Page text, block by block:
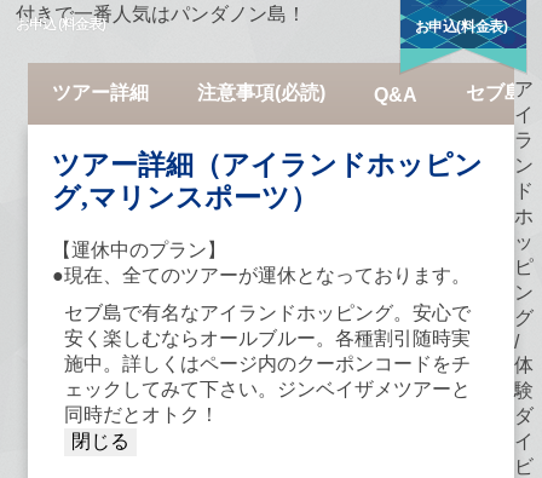
お申込(料金表)
お申込 (料金表)
付きで一番人気はパンダノン島！
ツアー詳細 注意事項(必読) Q&A セブ島
ツアー詳細（アイランドホッピン
グ,マリンスポーツ）
【運休中のプラン】
●現在、全てのツアーが運休となっております。
セブ島で有名なアイランドホッピング。安心で
安く楽しむならオールブルー。各種割引随時実
施中。詳しくはページ内のクーポンコードをチ
ェックしてみて下さい。ジンベイザメツアーと
同時だとオトク！
ア
イ
ラ
ン
ド
ホ
ッ
ピ
ン
グ
/
体
験
ダ
イ
ビ